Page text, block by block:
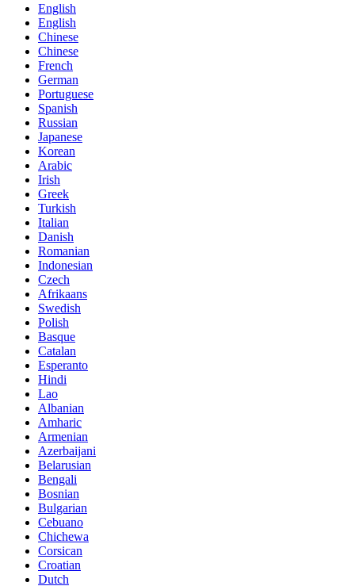
English
English
Chinese
Chinese
French
German
Portuguese
Spanish
Russian
Japanese
Korean
Arabic
Irish
Greek
Turkish
Italian
Danish
Romanian
Indonesian
Czech
Afrikaans
Swedish
Polish
Basque
Catalan
Esperanto
Hindi
Lao
Albanian
Amharic
Armenian
Azerbaijani
Belarusian
Bengali
Bosnian
Bulgarian
Cebuano
Chichewa
Corsican
Croatian
Dutch